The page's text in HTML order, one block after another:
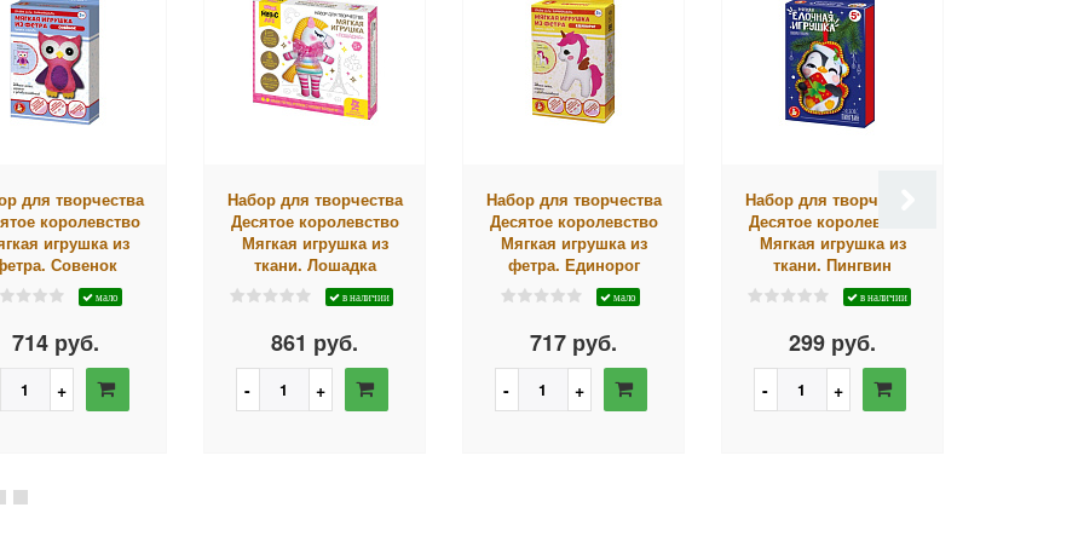
для творчества
королевство
игрушка из
Совенок
мало
714 руб.
Набор для творчества
Десятое королевство
Мягкая игрушка из
ткани. Лошадка
в наличии
861 руб.
Набор для творчества
Десятое королевство
Мягкая игрушка из
фетра. Единорог
мало
717 руб.
Набор для творчества
Десятое королевство
Мягкая игрушка из
ткани. Пингвин
в наличии
299 руб.